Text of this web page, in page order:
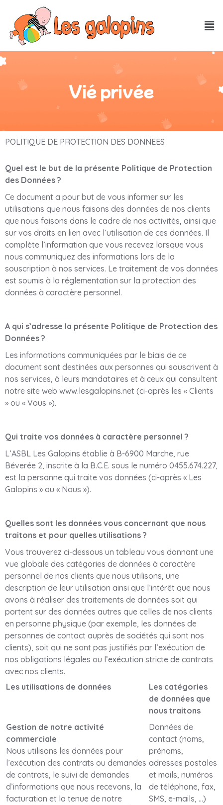
Vié privée
POLITIQUE DE PROTECTION DES DONNEES
Quel est le but de la présente Politique de Protection
des Données ?
Ce document a pour but de vous informer sur les
utilisations que nous faisons des données de nos clients
que nous faisons dans le cadre de nos activités, ainsi que
sur vos droits en lien avec l’utilisation de ces données. Il
complète l’information que vous recevez lorsque vous
nous communiquez des informations lors de la
souscription à nos services. Le traitement de vos données
est soumis à la réglementation sur la protection des
données à caractère personnel.
A qui s’adresse la présente Politique de Protection des
Données ?
Les informations communiquées par le biais de ce
document sont destinées aux personnes qui souscrivent à
nos services, à leurs mandataires et à ceux qui consultent
notre site web www.lesgalopins.net (ci-après les « Clients
» ou « Vous »).
Qui traite vos données à caractère personnel ?
L’ASBL Les Galopins établie à B-6900 Marche, rue
Béverée 2, inscrite à la B.C.E. sous le numéro 0455.674.227,
est la personne qui traite vos données (ci-après « Les
Galopins » ou « Nous »).
Quelles sont les données vous concernant que nous
traitons et pour quelles utilisations ?
Vous trouverez ci-dessous un tableau vous donnant une
vue globale des catégories de données à caractère
personnel de nos clients que nous utilisons, une
description de leur utilisation ainsi que l’intérêt que nous
avons à réaliser des traitements de données soit qui
portent sur des données autres que celles de nos clients
en personne physique (par exemple, les données de
personnes de contact auprès de sociétés qui sont nos
clients), soit qui ne sont pas justifiés par l’exécution de
nos obligations légales ou l’exécution stricte de contrats
avec nos clients.
Les utilisations de données
Les catégories
de données que
nous traitons
Gestion de notre activité
commerciale
Nous utilisons les données pour
l’exécution des contrats ou demandes
de contrats, le suivi de demandes
d’informations que nous recevons, la
facturation et la tenue de notre
Données de
contact (noms,
prénoms,
adresses postales
et mails, numéros
de téléphone, fax,
SMS, e-mails, …)